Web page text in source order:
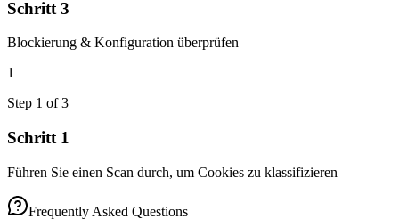
Schritt 3
Blockierung & Konfiguration überprüfen
1
Step 1 of3
Schritt 1
Führen Sie einen Scan durch, um Cookies zu klassifizieren
Frequently Asked Questions